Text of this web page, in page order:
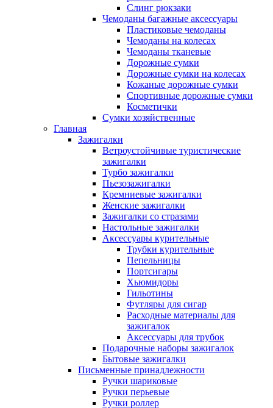
Слинг рюкзаки
Чемоданы багажные аксессуары
Пластиковые чемоданы
Чемоданы на колесах
Чемоданы тканевые
Дорожные сумки
Дорожные сумки на колесах
Кожаные дорожные сумки
Спортивные дорожные сумки
Косметички
Сумки хозяйственные
Главная
Зажигалки
Ветроустойчивые туристические
зажигалки
Турбо зажигалки
Пьезозажигалки
Кремниевые зажигалки
Женские зажигалки
Зажигалки со стразами
Настольные зажигалки
Аксессуары курительные
Трубки курительные
Пепельницы
Портсигары
Хьюмидоры
Гильотины
Футляры для сигар
Расходные материалы для
зажигалок
Аксессуары для трубок
Подарочные наборы зажигалок
Бытовые зажигалки
Письменные принадлежности
Ручки шариковые
Ручки перьевые
Ручки роллер